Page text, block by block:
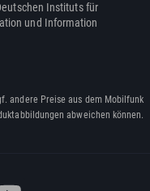
Instituts für
und Information
andere Preise aus dem Mobilfunk
abweichen können.